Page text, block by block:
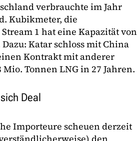
verbrauchte im Jahr
Kubikmeter, die
1 hat eine Kapazität von
Katar schloss mit China
Kontrakt mit anderer
Tonnen LNG in 27 Jahren.
Deal
Importeure scheuen derzeit